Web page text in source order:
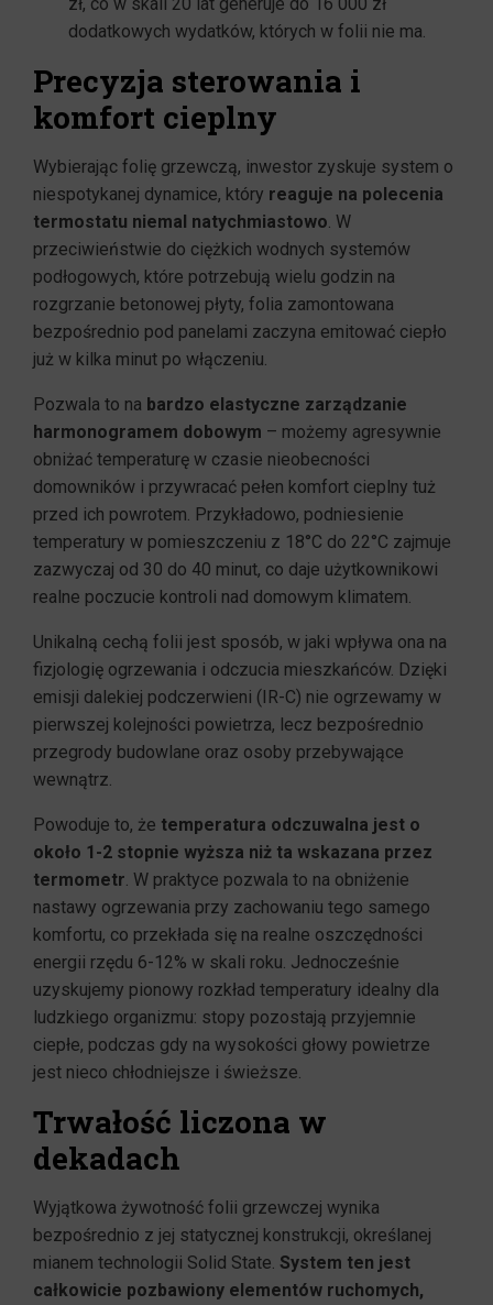
dodatkowych wydatków, których w folii nie ma.
Precyzja sterowania i
komfort cieplny
Wybierając folię grzewczą, inwestor zyskuje system o
niespotykanej dynamice, który reaguje na polecenia
termostatu niemal natychmiastowo . W
przeciwieństwie do ciężkich wodnych systemów
podłogowych, które potrzebują wielu godzin na
rozgrzanie betonowej płyty, folia zamontowana
bezpośrednio pod panelami zaczyna emitować ciepło
już w kilka minut po włączeniu.
Pozwala to na bardzo elastyczne zarządzanie
harmonogramem dobowym – możemy agresywnie
obniżać temperaturę w czasie nieobecności
domowników i przywracać pełen komfort cieplny tuż
przed ich powrotem. Przykładowo, podniesienie
temperatury w pomieszczeniu z 18°C do 22°C zajmuje
zazwyczaj od 30 do 40 minut, co daje użytkownikowi
realne poczucie kontroli nad domowym klimatem.
Unikalną cechą folii jest sposób, w jaki wpływa ona na
fizjologię ogrzewania i odczucia mieszkańców. Dzięki
emisji dalekiej podczerwieni (IR-C) nie ogrzewamy w
pierwszej kolejności powietrza, lecz bezpośrednio
przegrody budowlane oraz osoby przebywające
wewnątrz.
Powoduje to, że temperatura odczuwalna jest o
około 1-2 stopnie wyższa niż ta wskazana przez
termometr . W praktyce pozwala to na obniżenie
nastawy ogrzewania przy zachowaniu tego samego
komfortu, co przekłada się na realne oszczędności
energii rzędu 6-12% w skali roku. Jednocześnie
uzyskujemy pionowy rozkład temperatury idealny dla
ludzkiego organizmu: stopy pozostają przyjemnie
ciepłe, podczas gdy na wysokości głowy powietrze
jest nieco chłodniejsze i świeższe.
Trwałość liczona w
dekadach
Wyjątkowa żywotność folii grzewczej wynika
bezpośrednio z jej statycznej konstrukcji, określanej
mianem technologii Solid State. System ten jest
całkowicie pozbawiony elementów ruchomych,